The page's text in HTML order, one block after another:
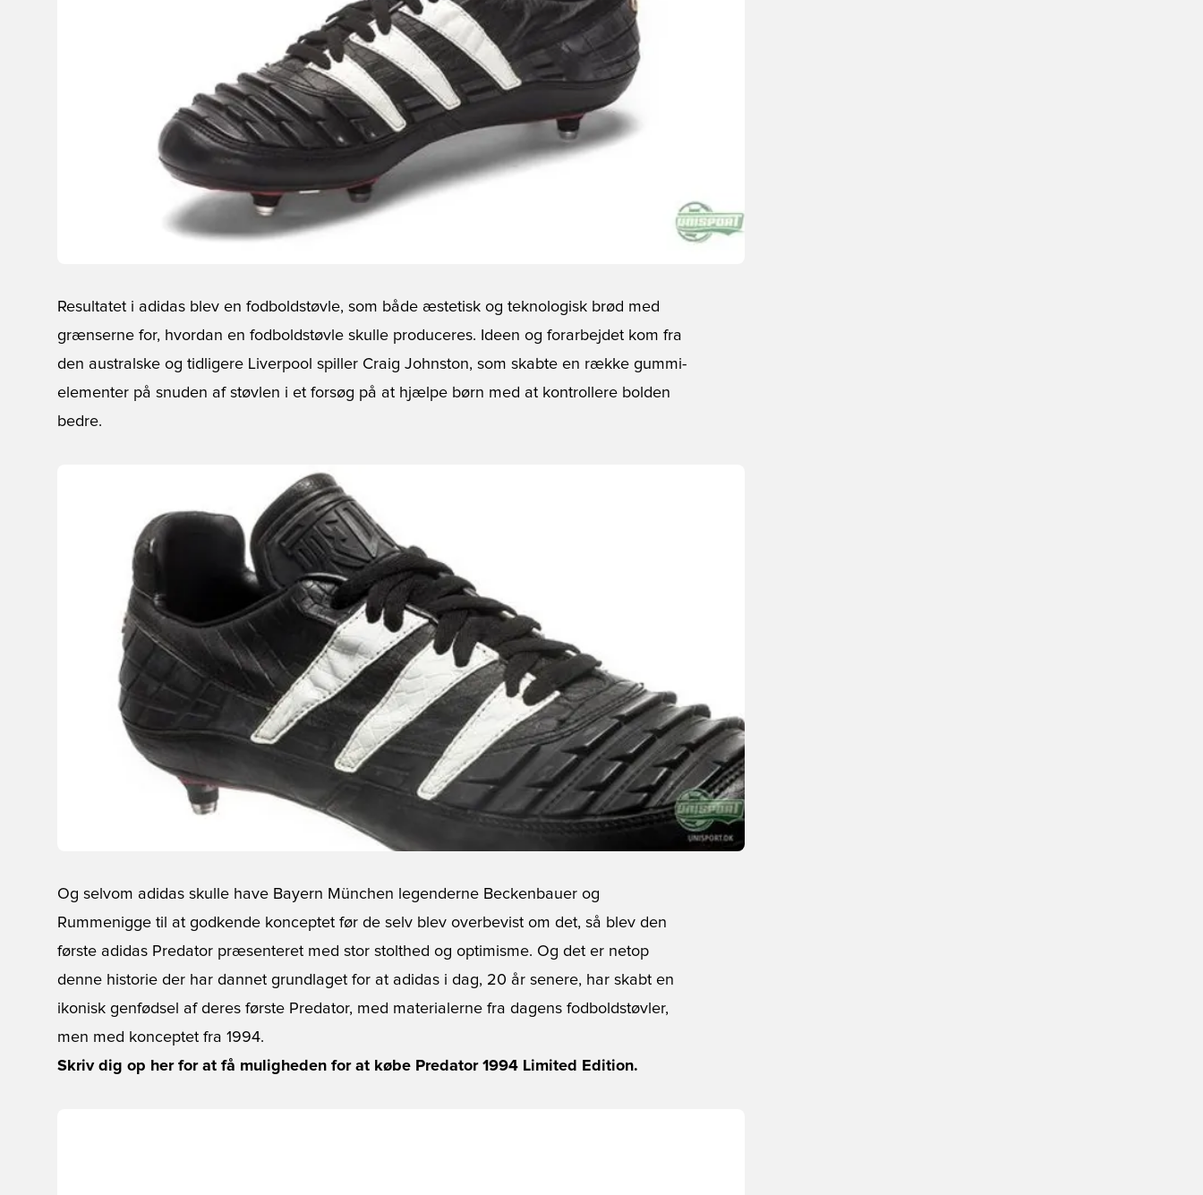
Resultatet i adidas blev en fodboldstøvle, som både æstetisk og teknologisk brød med
grænserne for, hvordan en fodboldstøvle skulle produceres. Ideen og forarbejdet kom fra
den australske og tidligere Liverpool spiller Craig Johnston, som skabte en række gummi-
elementer på snuden af støvlen i et forsøg på at hjælpe børn med at kontrollere bolden
bedre.
Og selvom adidas skulle have Bayern München legenderne Beckenbauer og
Rummenigge til at godkende konceptet før de selv blev overbevist om det, så blev den
første adidas Predator præsenteret med stor stolthed og optimisme. Og det er netop
denne historie der har dannet grundlaget for at adidas i dag, 20 år senere, har skabt en
ikonisk genfødsel af deres første Predator, med materialerne fra dagens fodboldstøvler,
men med konceptet fra 1994.
Skriv dig op her for at få muligheden for at købe Predator 1994 Limited Edition.